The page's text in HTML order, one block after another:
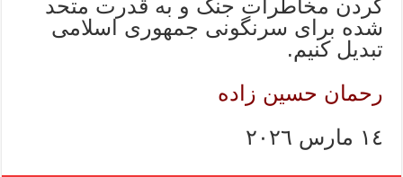
کردن مخاطرات جنگ و به قدرت متحد
شده برای سرنگونی جمهوری اسلامی
تبدیل کنیم.
رحمان حسین زاده
١٤ مارس ٢٠٢٦